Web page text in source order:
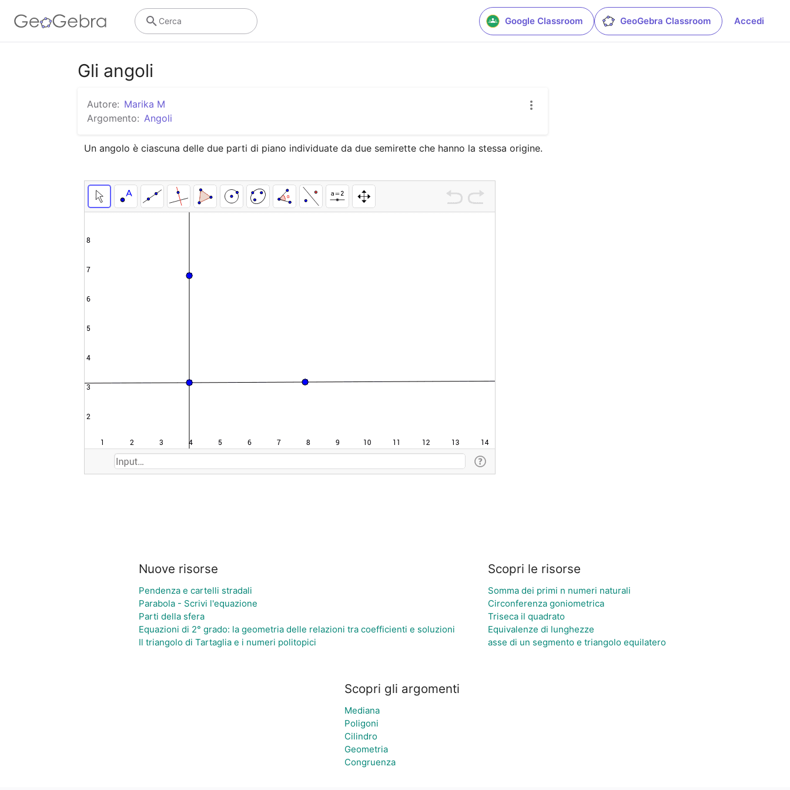
Google Classroom GeoGebra Classroom Accedi
Cerca
Gli angoli
Autore: Marika M
Argomento: Angoli
Un angolo è ciascuna delle due parti di piano individuate da due semirette che hanno la stessa origine.
Nuove risorse
Pendenza e cartelli stradali
Parabola - Scrivi l'equazione
Parti della sfera
Equazioni di 2° grado: la geometria delle relazioni tra coefficienti e soluzioni
Il triangolo di Tartaglia e i numeri politopici
Scopri le risorse
Somma dei primi n numeri naturali
Circonferenza goniometrica
Triseca il quadrato
Equivalenze di lunghezze
asse di un segmento e triangolo equilatero
Scopri gli argomenti
Mediana
Poligoni
Cilindro
Geometria
Congruenza